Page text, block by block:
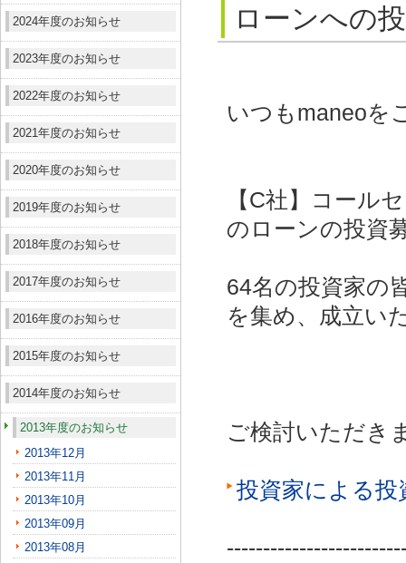
2024年度のお知らせ
2023年度のお知らせ
2022年度のお知らせ
2021年度のお知らせ
2020年度のお知らせ
2019年度のお知らせ
2018年度のお知らせ
2017年度のお知らせ
2016年度のお知らせ
2015年度のお知らせ
2014年度のお知らせ
2013年度のお知らせ
2013年12月
2013年11月
2013年10月
2013年09月
2013年08月
ローンへの
いつもmaneoを
【C社】コール
のローンの投資
64名の投資家の
を集め、成立い
ご検討いただき
投資家による